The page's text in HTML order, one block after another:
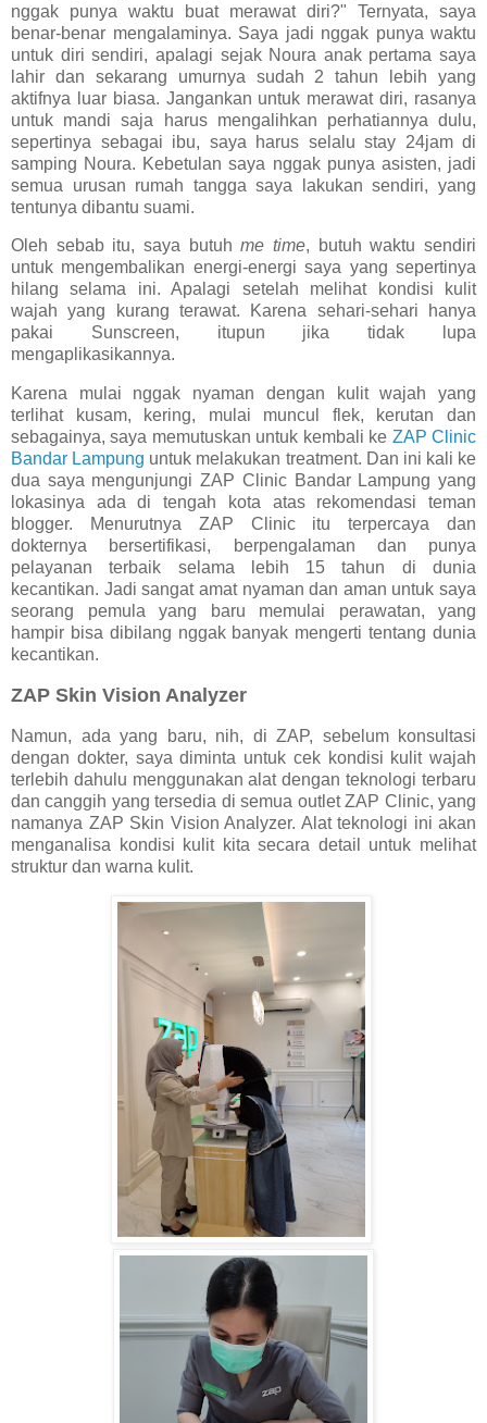
nggak punya waktu buat merawat diri?" Ternyata, saya
benar-benar mengalaminya. Saya jadi nggak punya waktu
untuk diri sendiri, apalagi sejak Noura anak pertama saya
lahir dan sekarang umurnya sudah 2 tahun lebih yang
aktifnya luar biasa. Jangankan untuk merawat diri, rasanya
untuk mandi saja harus mengalihkan perhatiannya dulu,
sepertinya sebagai ibu, saya harus selalu stay 24jam di
samping Noura. Kebetulan saya nggak punya asisten, jadi
semua urusan rumah tangga saya lakukan sendiri, yang
tentunya dibantu suami.
Oleh sebab itu, saya butuhme time, butuh waktu sendiri
untuk mengembalikan energi-energi saya yang sepertinya
hilang selama ini. Apalagi setelah melihat kondisi kulit
wajah yang kurang terawat. Karena sehari-sehari hanya
pakai Sunscreen, itupun jika tidak lupa
mengaplikasikannya.
Karena mulai nggak nyaman dengan kulit wajah yang
terlihat kusam, kering, mulai muncul flek, kerutan dan
sebagainya, saya memutuskan untuk kembali ke ZAP Clinic
Bandar Lampung untuk melakukan treatment. Dan ini kali ke
dua saya mengunjungi ZAP Clinic Bandar Lampung yang
lokasinya ada di tengah kota atas rekomendasi teman
blogger. Menurutnya ZAP Clinic itu terpercaya dan
dokternya bersertifikasi, berpengalaman dan punya
pelayanan terbaik selama lebih 15 tahun di dunia
kecantikan. Jadi sangat amat nyaman dan aman untuk saya
seorang pemula yang baru memulai perawatan, yang
hampir bisa dibilang nggak banyak mengerti tentang dunia
kecantikan.
ZAP Skin Vision Analyzer
Namun, ada yang baru, nih, di ZAP, sebelum konsultasi
dengan dokter, saya diminta untuk cek kondisi kulit wajah
terlebih dahulu menggunakan alat dengan teknologi terbaru
dan canggih yang tersedia di semua outlet ZAP Clinic, yang
namanya ZAP Skin Vision Analyzer. Alat teknologi ini akan
menganalisa kondisi kulit kita secara detail untuk melihat
struktur dan warna kulit.